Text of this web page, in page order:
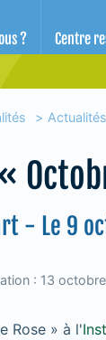
? Centre
- Le 9
: 13
Rose » à l'